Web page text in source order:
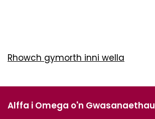
Rhowch gymorth inni wella
Alffa i Omega o'n Gwasanaethau